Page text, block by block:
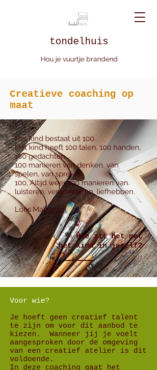
tondelhuis
Hou je vuurtje brandend
Creatieve coaching op
maat
Het kind bestaat uit 100.
Het kind heeft 100 talen, 100 handen,
100 gedachten,
100 manieren van denken, van
spelen, van spreken.
100, Altijd weer 100 manieren van
luisteren, verwonderen, liefhebben.
Loris Malaguzzi
Hoe zit het met
het kind in jezelf?
Voor wie?
Je hoeft geen creatief talent
te zijn om voor dit aanbod te
kiezen. Wanneer jij je voelt
aangesproken door de omgeving
van een creatief atelier is dit
voldoende.
In deze coaching gaat het